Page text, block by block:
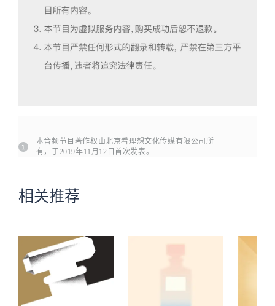
本音频节目著作权由北京看理想文化传媒有限公司所
有，于2019年11月12日首次发表。
相关推荐